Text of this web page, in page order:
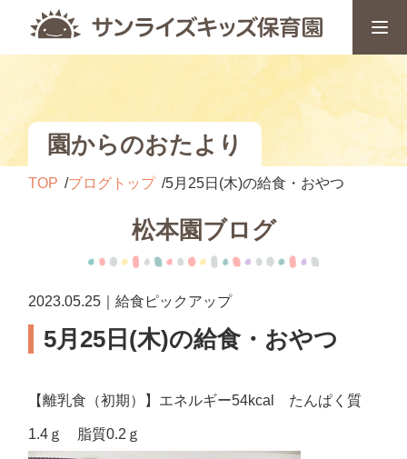
園からのおたより
TOP ブログトップ 5月25日(木)の給食・おやつ
松本園ブログ
2023.05.25｜給食ピックアップ
5月25日(木)の給食・おやつ
【離乳食（初期）】エネルギー54kcal たんぱく質
1.4ｇ 脂質0.2ｇ